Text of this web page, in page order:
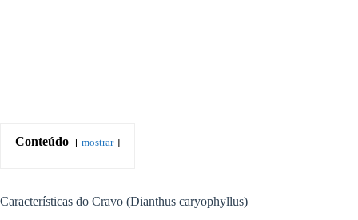
Conteúdo mostrar
Características do Cravo (Dianthus caryophyllus)